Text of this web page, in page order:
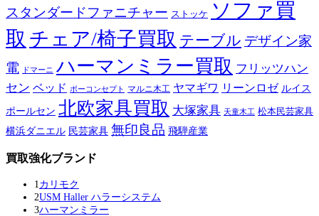
スタンダードファニチャー ストッケ ソファ買
取 チェア/椅子買取 テーブル デザイン家
電
ドマーニ ハーマンミラー買取 フリッツハン
セン ベッド ボーコンセプト マルニ木工 ヤマギワ リーンロゼ ルイス
ポールセン 北欧家具買取 大塚家具 天童木工 松本民芸家具
横浜ダニエル 民芸家具 無印良品 飛騨産業
買取強化ブランド
1 カリモク
2USM Haller ハラーシステム
3ハーマンミラー